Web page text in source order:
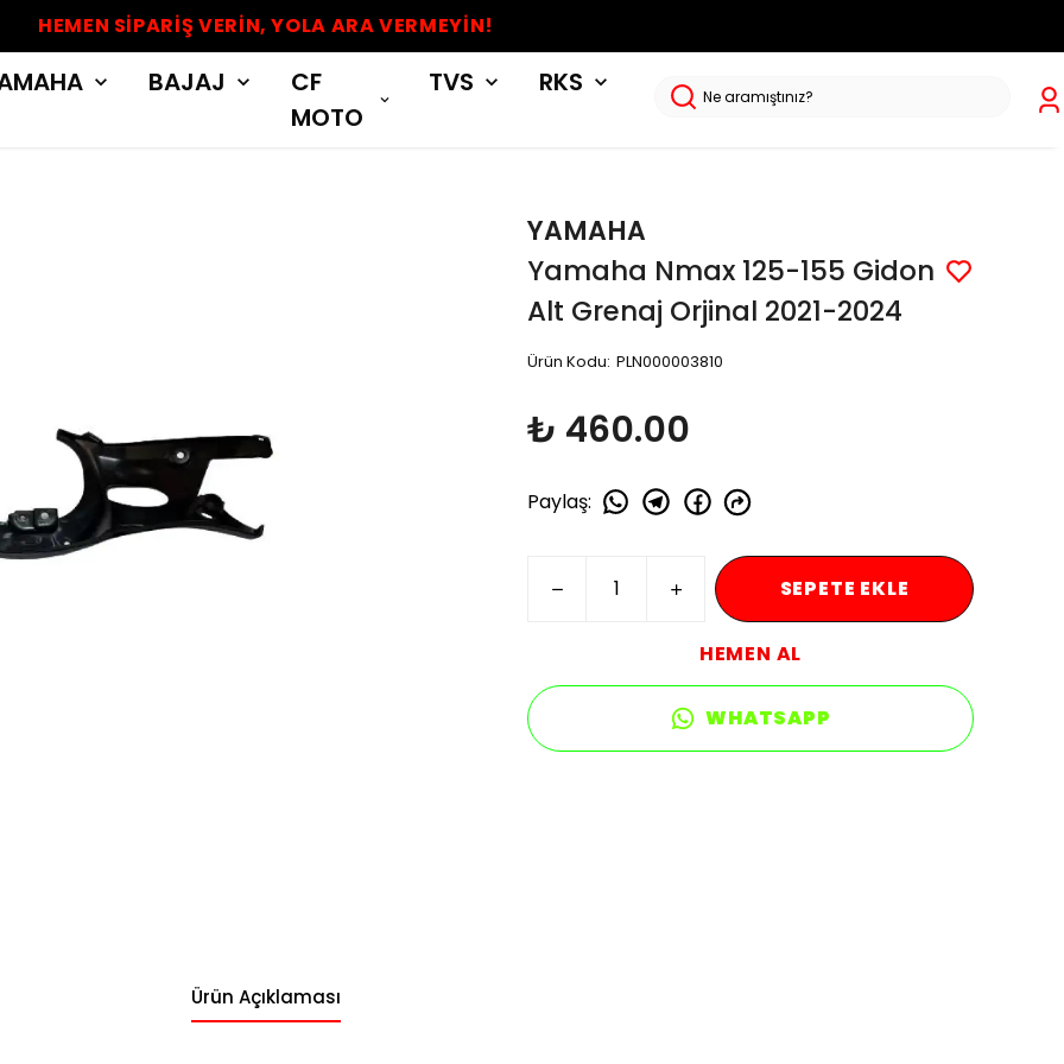
HEMEN SİPARİŞ VERİN, YOLA ARA VERMEYİN!
BAJAJ
CF
MOTO
TVS RKS
YAMAHA
Yamaha Nmax 125-155 Gidon
Alt Grenaj Orjinal 2021-2024
Ürün Kodu: PLN000003810
₺ 460.00
Paylaş:
SEPETE EKLE
HEMEN AL
WHATSAPP
Ürün Açıklaması